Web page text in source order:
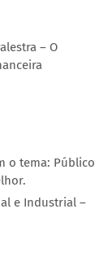
– O
o tema: Público
e Industrial –